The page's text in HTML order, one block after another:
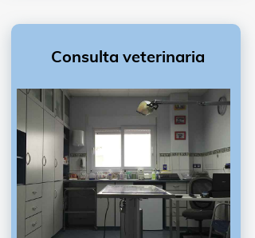
Consulta veterinaria